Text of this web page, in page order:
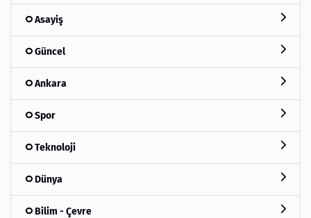
Asayiş
Güncel
Ankara
Spor
Teknoloji
Dünya
Bilim - Çevre